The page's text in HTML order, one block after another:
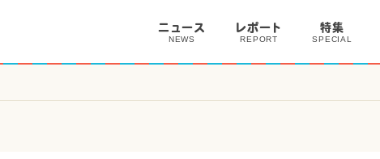
ニュース
NEWS
レポート
REPORT
特集
SPECIAL